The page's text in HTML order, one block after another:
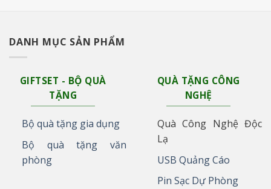
DANH MỤC SẢN PHẨM
GIFTSET - BỘ QUÀ
TẶNG
Bộ quà tặng gia dụng
Bộ quà tặng văn
phòng
QUÀ TẶNG CÔNG
NGHỆ
Quà Công Nghệ Độc
Lạ
USB Quảng Cáo
Pin Sạc Dự Phòng